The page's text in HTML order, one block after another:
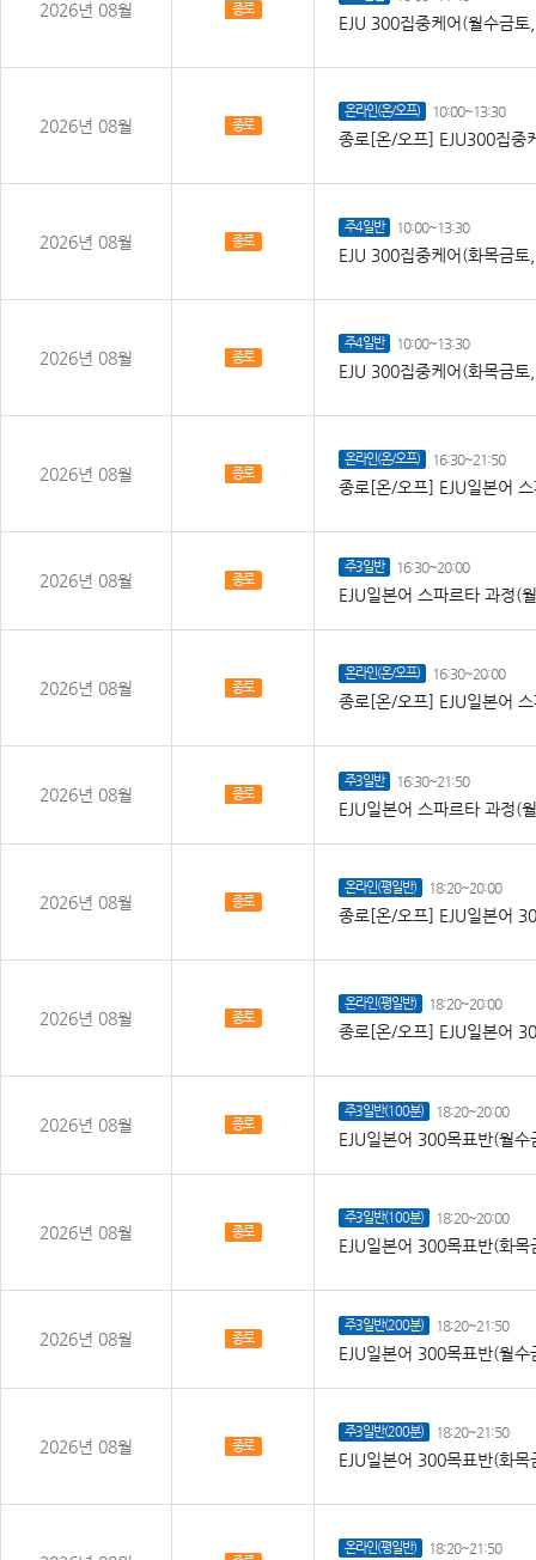
2026년 08월 종로
EJU 300집중케어(월수금
2026년 08월 종로
온라인(온/오프) 10:00~13:30
종로[온/오프] EJU300집
2026년 08월 종로
주4일반 10:00~13:30
EJU 300집중케어(화목금
2026년 08월 종로
주4일반 10:00~13:30
EJU 300집중케어(화목금
2026년 08월 종로
온라인(온/오프) 16:30~21:50
종로[온/오프] EJU일본어
2026년 08월 종로
주3일반 16:30~20:00
EJU일본어 스파르타 과정(
2026년 08월 종로
온라인(온/오프) 16:30~20:00
종로[온/오프] EJU일본어
2026년 08월 종로
주3일반 16:30~21:50
EJU일본어 스파르타 과정(
2026년 08월 종로
온라인(평일반) 18:20~20:00
종로[온/오프] EJU일본어
2026년 08월 종로
온라인(평일반) 18:20~20:00
종로[온/오프] EJU일본어
2026년 08월 종로
주3일반(100분) 18:20~20:00
EJU일본어 300목표반(월
2026년 08월 종로
주3일반(100분) 18:20~20:00
EJU일본어 300목표반(화
2026년 08월 종로
주3일반(200분) 18:20~21:50
EJU일본어 300목표반(월
2026년 08월 종로
주3일반(200분) 18:20~21:50
EJU일본어 300목표반(화
온라인(평일반) 18:20~21:50